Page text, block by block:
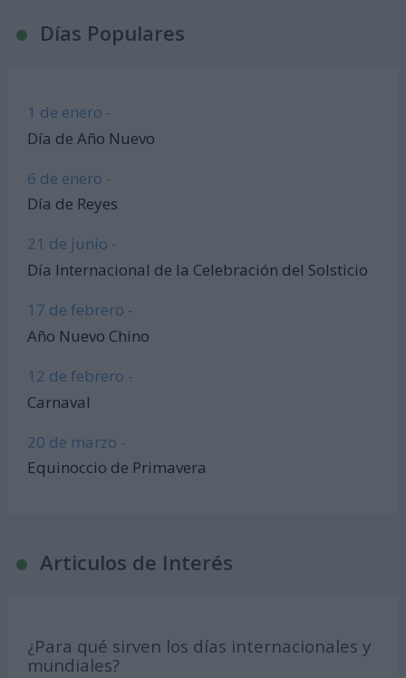
Días Populares
1 de enero -
Día de Año Nuevo
6 de enero -
Día de Reyes
21 de junio -
Día Internacional de la Celebración del Solsticio
17 de febrero -
Año Nuevo Chino
12 de febrero -
Carnaval
20 de marzo -
Equinoccio de Primavera
Articulos de Interés
¿Para qué sirven los días internacionales y
mundiales?